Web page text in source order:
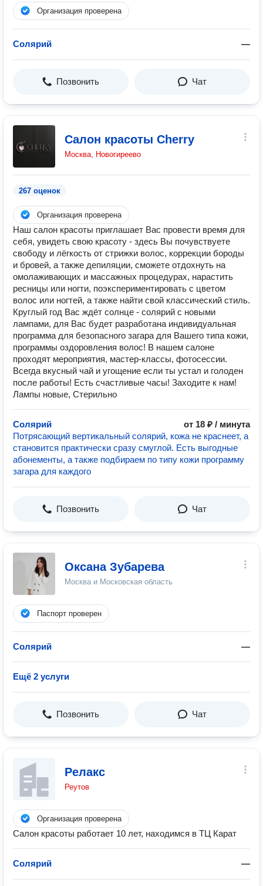
Организация проверена
Солярий —
Позвонить Чат
Салон красоты Cherry
Москва, Новогиреево
267 оценок
Организация проверена
Наш салон красоты приглашает Вас провести время для
себя, увидеть свою красоту - здесь Вы почувствуете
свободу и лёгкость от стрижки волос, коррекции бороды
и бровей, а также депиляции, сможете отдохнуть на
омолаживающих и массажных процедурах, нарастить
ресницы или ногти, поэкспериментировать с цветом
волос или ногтей, а также найти свой классический стиль.
Круглый год Вас ждёт солнце - солярий с новыми
лампами, для Вас будет разработана индивидуальная
программа для безопасного загара для Вашего типа кожи,
программы оздоровления волос! В нашем салоне
проходят мероприятия, мастер-классы, фотосессии.
Всегда вкусный чай и угощение если ты устал и голоден
после работы! Есть счастливые часы! Заходите к нам!
Лампы новые, Стерильно
Солярий
от 18 ₽ / минута
Потрясающий вертикальный солярий, кожа не краснеет, а
становится практически сразу смуглой. Есть выгодные
абонементы, а также подбираем по типу кожи программу
загара для каждого
Позвонить Чат
Оксана Зубарева
Москва и Московская область
Паспорт проверен
Солярий —
Ещё 2 услуги
Позвонить Чат
Релакс
Реутов
Организация проверена
Салон красоты работает 10 лет, находимся в ТЦ Карат
Солярий —